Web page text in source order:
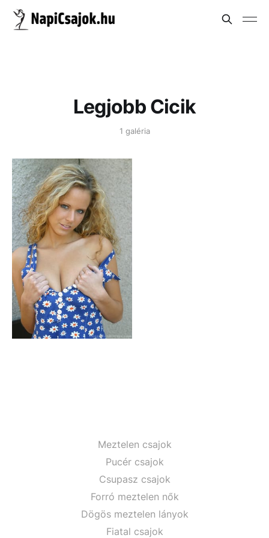
Legjobb Cicik
1 galéria
Meztelen csajok
Pucér csajok
Csupasz csajok
Forró meztelen nők
Dögös meztelen lányok
Fiatal csajok